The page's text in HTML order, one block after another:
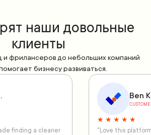
наши довольные
клиенты
и фрилансеров до небольших компаний
бизнесу развиваться.
finding a cleaner
Ben
★ ★ ★ ★ ★
"Love this